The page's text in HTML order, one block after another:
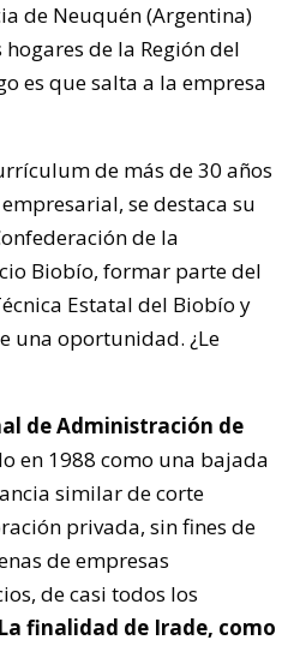
de Neuquén (Argentina)
de la Región del
es que salta a la empresa
de más de 30 años
se destaca su
de la
Biobío, formar parte del
Estatal del Biobío y
una oportunidad. ¿Le
de Administración de
en 1988 como una bajada
similar de corte
privada, sin fines de
de empresas
de casi todos los
La finalidad de Irade, como